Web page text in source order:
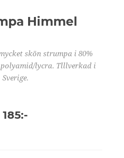
Himmel
skön strumpa i 80%
lycra. Tlllverkad i
Sverige.
185:-